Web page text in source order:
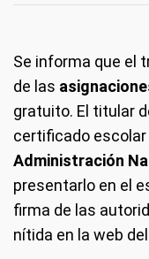
Se informa que el
de las
gratuito. El titular
certificado
Administración
presentarlo en el
firma de las
nítida en la web